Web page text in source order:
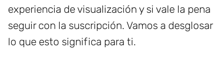
experiencia de visualización y si vale la pena
seguir con la suscripción. Vamos a desglosar
lo que esto significa para ti.